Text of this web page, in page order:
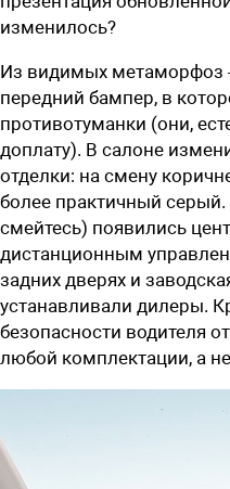
изменилось?
Из видимых
передний бампер, в
противотуманки (они,
доплату). В салоне
отделки: на смену
более практичный
смейтесь) появились
дистанционным
задних дверях и
устанавливали дилеры.
безопасности водителя
любой комплектации, а